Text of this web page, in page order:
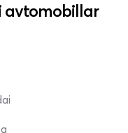
avtomobillar